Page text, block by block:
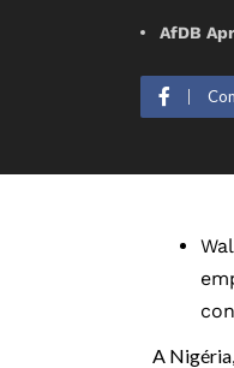
AfDB
A